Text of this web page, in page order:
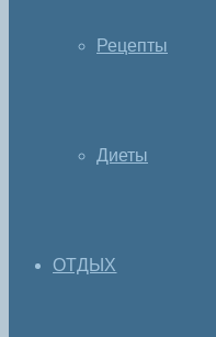
Рецепты
Диеты
ОТДЫХ